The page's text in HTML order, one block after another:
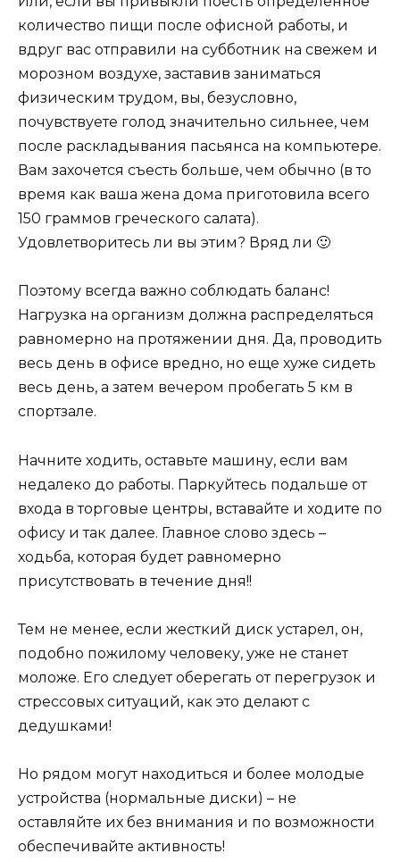
количество пищи после офисной работы, и
вдруг вас отправили на субботник на свежем и
морозном воздухе, заставив заниматься
физическим трудом, вы, безусловно,
почувствуете голод значительно сильнее, чем
после раскладывания пасьянса на компьютере.
Вам захочется съесть больше, чем обычно (в то
время как ваша жена дома приготовила всего
150 граммов греческого салата).
Удовлетворитесь ли вы этим? Вряд ли 🙂
Поэтому всегда важно соблюдать баланс!
Нагрузка на организм должна распределяться
равномерно на протяжении дня. Да, проводить
весь день в офисе вредно, но еще хуже сидеть
весь день, а затем вечером пробегать 5 км в
спортзале.
Начните ходить, оставьте машину, если вам
недалеко до работы. Паркуйтесь подальше от
входа в торговые центры, вставайте и ходите по
офису и так далее. Главное слово здесь –
ходьба, которая будет равномерно
присутствовать в течение дня!!
Тем не менее, если жесткий диск устарел, он,
подобно пожилому человеку, уже не станет
моложе. Его следует оберегать от перегрузок и
стрессовых ситуаций, как это делают с
дедушками!
Но рядом могут находиться и более молодые
устройства (нормальные диски) – не
оставляйте их без внимания и по возможности
обеспечивайте активность!